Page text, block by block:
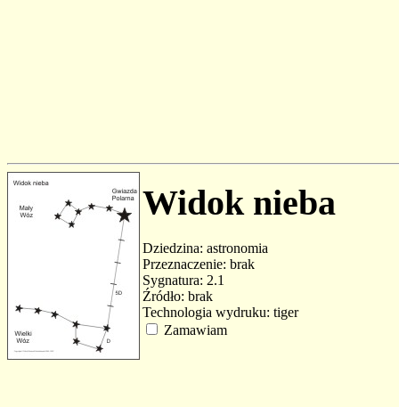
Widok nieba
Dziedzina: astronomia
Przeznaczenie: brak
Sygnatura: 2.1
Źródło: brak
Technologia wydruku: tiger
Zamawiam